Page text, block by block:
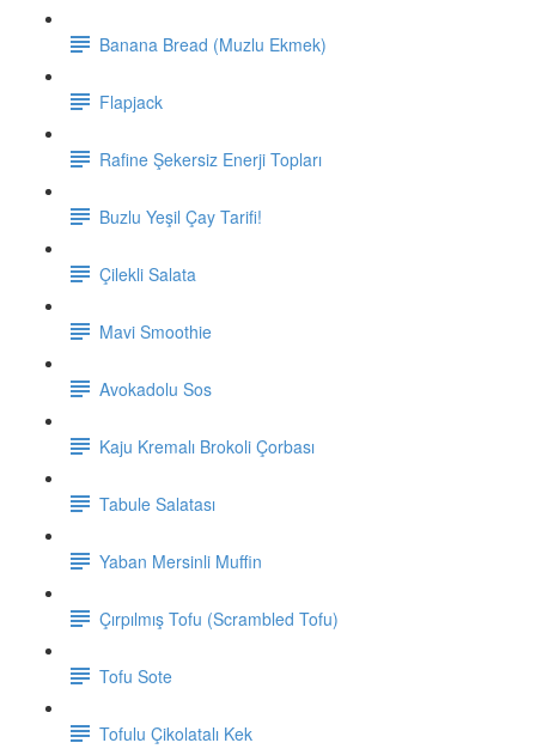
Banana Bread (Muzlu Ekmek)
Flapjack
Rafine Şekersiz Enerji Topları
Buzlu Yeşil Çay Tarifi!
Çilekli Salata
Mavi Smoothie
Avokadolu Sos
Kaju Kremalı Brokoli Çorbası
Tabule Salatası
Yaban Mersinli Muffin
Çırpılmış Tofu (Scrambled Tofu)
Tofu Sote
Tofulu Çikolatalı Kek